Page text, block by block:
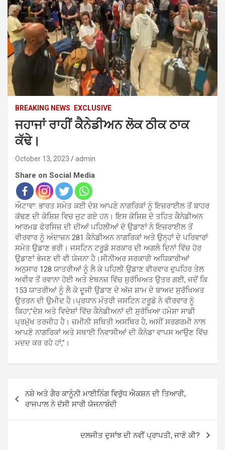
BREAKING NEWS EXCLUSIVE
ਜਹਾਜਾਂ ਰਾਹੀਂ ਕੈਨੇਡੀਅਨ ਲੋਕ ਠੀਕ ਠਾਕ
ਕੱਢੇ।
October 13, 2023 admin
Share on Social Media
ਔਟਾਵਾ: ਭਾਰਤ ਸਮੇਤ ਕਈ ਦੇਸ਼ ਆਪਣੇ ਨਾਗਰਿਕਾਂ ਨੂੰ ਇਜ਼ਰਾਈਲ ਤੋਂ ਬਾਹਰ
ਕੱਢਣ ਦੀ ਕੋਸ਼ਿਸ਼ ਵਿਚ ਜੁਟ ਗਏ ਹਨ। ਇਸ ਕੋਸ਼ਿਸ਼ ਦੇ ਤਹਿਤ ਕੈਨੇਡੀਅਨ
ਆਰਮਡ ਫੋਰਸਿਜ਼ ਦੀ ਦੀਆਂ ਪਹਿਲੀਆਂ ਦੋ ਉਡਾਣਾਂ ਨੇ ਇਜ਼ਰਾਈਲ ਤੋਂ
ਵੀਰਵਾਰ ਨੂੰ ਅੰਦਾਜ਼ਨ 281 ਕੈਨੇਡੀਅਨ ਨਾਗਰਿਕਾਂ ਅਤੇ ਉਨ੍ਹਾਂ ਦੇ ਪਰਿਵਾਰਾਂ
ਸਮੇਤ ਉਡਾਣ ਭਰੀ। ਜਸਟਿਨ ਟਰੂਡੋ ਸਰਕਾਰ ਦੀ ਅਗਲੇ ਦਿਨਾਂ ਵਿੱਚ ਹੋਰ
ਉਡਾਣਾਂ ਭੇਜਣ ਦੀ ਵੀ ਯੋਜਨਾ ਹੈ।ਸੀਨੀਅਰ ਸਰਕਾਰੀ ਅਧਿਕਾਰੀਆਂ
ਅਨੁਸਾਰ 128 ਯਾਤਰੀਆਂ ਨੂੰ ਲੈ ਕੇ ਪਹਿਲੀ ਉਡਾਣ ਵੀਰਵਾਰ ਦੁਪਹਿਰ ਤੇਲ
ਅਵੀਵ ਤੋਂ ਰਵਾਨਾ ਹੋਈ ਅਤੇ ਏਥਨਜ਼ ਵਿੱਚ ਸੁਰੱਖਿਅਤ ਉਤਰ ਗਈ, ਜਦੋਂ ਕਿ
153 ਯਾਤਰੀਆਂ ਨੂੰ ਲੈ ਕੇ ਦੂਜੀ ਉਡਾਣ ਦੇ ਅੱਜ ਸ਼ਾਮ ਦੇ ਬਾਅਦ ਸੁਰੱਖਿਅਤ
ਉਤਰਨ ਦੀ ਉਮੀਦ ਹੈ।ਪ੍ਰਧਾਨ ਮੰਤਰੀ ਜਸਟਿਨ ਟਰੂਡੋ ਨੇ ਵੀਰਵਾਰ ਨੂੰ
ਕਿਹਾ,”ਦੇਸ਼ ਅਤੇ ਵਿਦੇਸ਼ਾਂ ਵਿੱਚ ਕੈਨੇਡੀਅਨਾਂ ਦੀ ਸੁਰੱਖਿਆ ਹਮੇਸ਼ਾ ਸਾਡੀ
ਪ੍ਰਮੁੱਖ ਤਰਜੀਹ ਹੈ। ਜ਼ਮੀਨੀ ਸਥਿਤੀ ਅਸਥਿਰ ਹੈ, ਅਸੀਂ ਸਰਗਰਮੀ ਨਾਲ
ਆਪਣੇ ਨਾਗਰਿਕਾਂ ਅਤੇ ਸਥਾਈ ਨਿਵਾਸੀਆਂ ਦੀ ਕੈਨੇਡਾ ਵਾਪਸ ਆਉਣ ਵਿੱਚ
ਮਦਦ ਕਰ ਰਹੇ ਹਾਂ,”।
Post
navigation
ਨਸ਼ੇ ਅਤੇ ਗੈਰ ਕਾਨੂੰਨੀ ਮਾਈਨਿੰਗ ਵਿਰੁੱਧ ਐਕਸ਼ਨ ਦੀ ਤਿਆਰੀ,
ਰਾਜਪਾਲ ਨੇ ਦੱਸੀ ਸਾਰੀ ਯੋਜਨਾਬੰਦੀ
ਦਲਜੀਤ ਦੁਸਾਂਝ ਦੀ ਨਵੀਂ ਪ੍ਰਾਪਤੀ, ਜਾਣੋ ਕੀ?